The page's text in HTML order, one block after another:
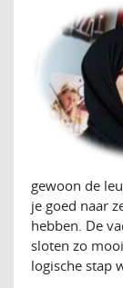
gewoon de
je goed naar
hebben. De
sloten zo
logische stap